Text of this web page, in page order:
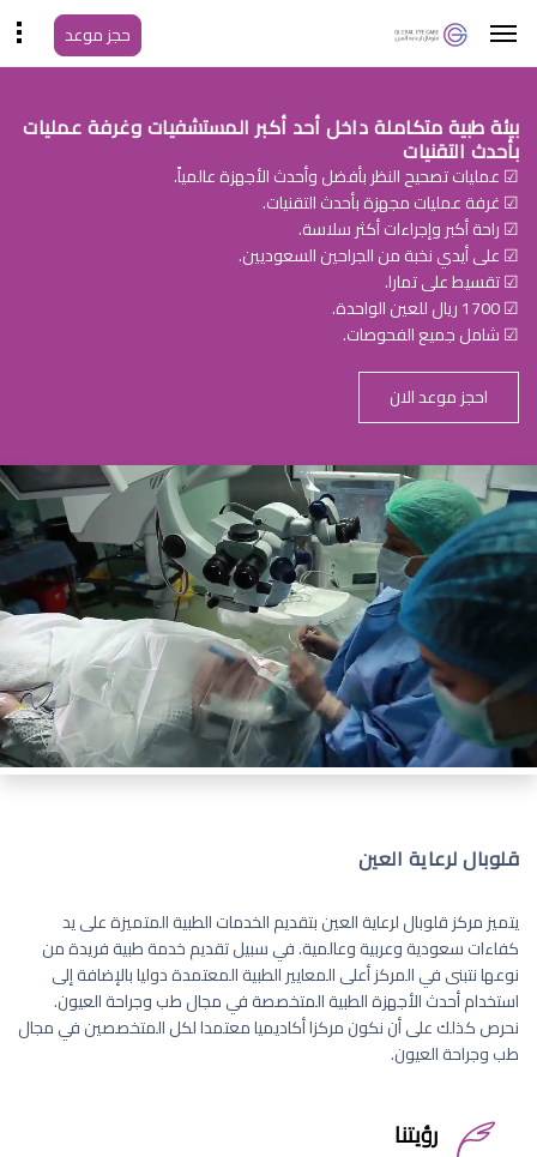
حجز موعد
بيئة طبية متكاملة داخل أحد أكبر المستشفيات وغرفة عمليات
بأحدث التقنيات
☑ عمليات تصحيح النظر بأفضل وأحدث الأجهزة عالمياً.
☑ غرفة عمليات مجهزة بأحدث التقنيات.
☑ راحة أكبر وإجراءات أكثر سلاسة.
☑ على أيدي نخبة من الجراحين السعوديين.
☑ تقسيط على تمارا.
☑ 1700 ريال للعين الواحدة.
☑ شامل جميع الفحوصات.
احجز موعد الان
قلوبال لرعاية العين
يتميز مركز قلوبال لرعاية العين بتقديم الخدمات الطبية المتميزة على يد
كفاءات سعودية وعربية وعالمية. في سبيل تقديم خدمة طبية فريدة من
نوعها نتبنى في المركز أعلى المعايير الطبية المعتمدة دوليا بالإضافة إلى
استخدام أحدث الأجهزة الطبية المتخصصة في مجال طب وجراحة العيون.
نحرص كذلك على أن نكون مركزا أكاديميا معتمدا لكل المتخصصين في مجال
طب وجراحة العيون.
رؤيتنا